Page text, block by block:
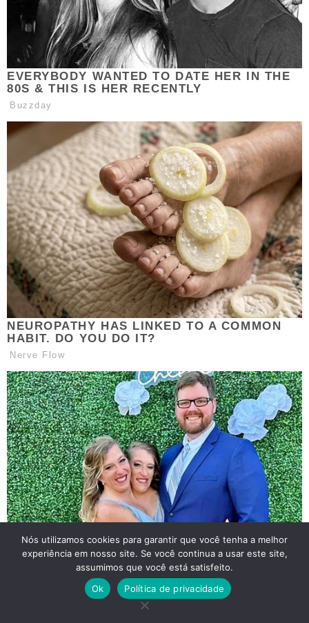
Nós utilizamos cookies para garantir que você tenha a melhor
experiência em nosso site. Se você continua a usar este site,
assumimos que você está satisfeito.
Ok
Política de privacidade